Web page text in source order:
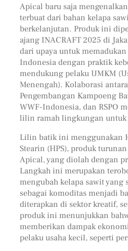
Apical baru saja
terbuat dari bahan kelapa
berkelanjutan. Produk ini
ajang INACRAFT 2025 di
dari upaya untuk
Indonesia dengan praktik
mendukung pelaku UMKM
Menengah). Kolaborasi
Pengembangan Kampoeng
WWF-Indonesia, dan RSPO
lilin ramah lingkungan untuk
Lilin batik ini menggunakan
Stearin (HPS), produk
Apical, yang diolah dengan
Langkah ini merupakan
mengubah kelapa sawit yang
sebagai komoditas menjadi
diterapkan di sektor kreatif,
produk ini menunjukkan
memberikan dampak
pelaku usaha kecil, seperti